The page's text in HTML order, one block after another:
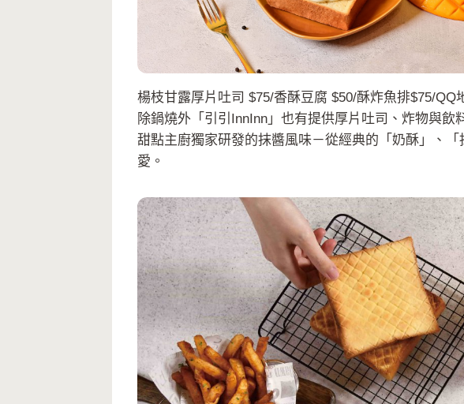
楊枝甘露厚片吐司 $75/香酥豆腐 $50/酥炸魚排$75/QQ
除鍋燒外「引引InnInn」也有提供厚片吐司、炸物與
甜點主廚獨家研發的抹醬風味－從經典的「奶酥」、
愛。